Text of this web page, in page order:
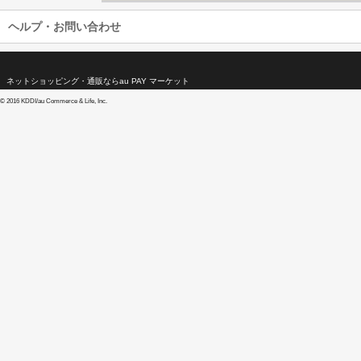
ヘルプ・お問い合わせ
ネットショッピング・通販ならau PAY マーケット
© 2016 KDDI/au Commerce & Life, Inc.